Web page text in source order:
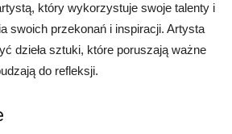
który wykorzystuje swoje talenty i
swoich przekonań i inspiracji. Artysta
dzieła sztuki, które poruszają ważne
do refleksji.